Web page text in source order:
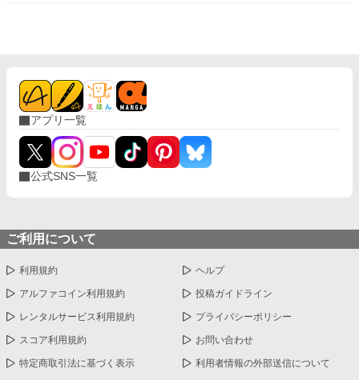
惨な人生を送るなんて、たまったもんじゃない！！それなら私は
前世継ごうと思っていた祖父母のやっていたようなカフェを開い
て楽しく自由な人生を送りたい。 そして私は王都と実家を飛び
出して森が開けた自然豊かな場所で念願のカフェを侍女のシサと
ともに開くことができた。 森が開けた自然豊かな場所で楽しく
自由にカフェをやっていたら、個性豊かなS級冒険者たちが常連
として私のカフェにやってくるようになりました！
アプリ一覧
公式SNS一覧
ご利用について
利用規約 ヘルプ
アルファコイン利用規約 投稿ガイドライン
レンタルサービス利用規約 プライバシーポリシー
スコア利用規約 お問い合わせ
特定商取引法に基づく表示 利用者情報の外部送信について